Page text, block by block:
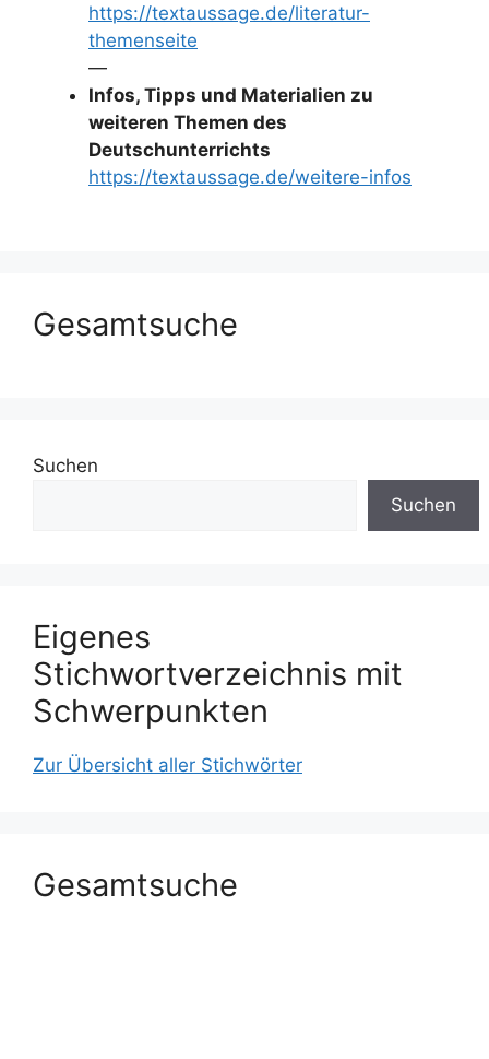
https://textaussage.de/literatur-
themenseite
—
Infos, Tipps und Materialien zu
weiteren Themen des
Deutschunterrichts
https://textaussage.de/weitere-infos
Gesamtsuche
Suchen
Suchen
Eigenes
Stichwortverzeichnis mit
Schwerpunkten
Zur Übersicht aller Stichwörter
Gesamtsuche